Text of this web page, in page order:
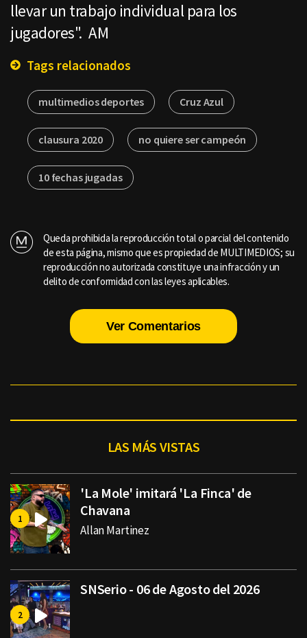
llevar un trabajo individual para los
jugadores". AM
Tags relacionados
multimedios deportes Cruz Azul
clausura 2020 no quiere ser campeón
10 fechas jugadas
Queda prohibida la reproducción total o parcial del contenido
de esta página, mismo que es propiedad de MULTIMEDIOS; su
reproducción no autorizada constituye una infracción y un
delito de conformidad con las leyes aplicables.
Ver Comentarios
LAS MÁS VISTAS
'La Mole' imitará 'La Finca' de
Chavana
Allan Martinez
SNSerio - 06 de Agosto del 2026